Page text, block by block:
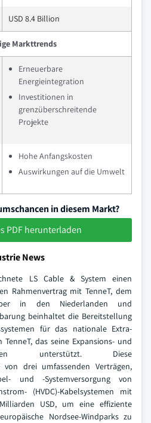
USD 8.4 Billion
Markttrends
Erneuerbare
Energieintegration
Investitionen in
grenzüberschreitende
Projekte
Hohe Anfangskosten
Auswirkungen auf die Umwelt
in diesem Markt?
PDF herunterladen
News
LS Cable & System einen
Rahmenvertrag mit TenneT, dem
in den Niederlanden und
beinhaltet die Bereitstellung
für das nationale Extra-
das seine Expansions- und
unterstützt. Diese
von drei umfassenden Verträgen,
und -Systemversorgung von
(HVDC)-Kabelsystemen mit
USD, um eine effiziente
Nordsee-Windparks zu